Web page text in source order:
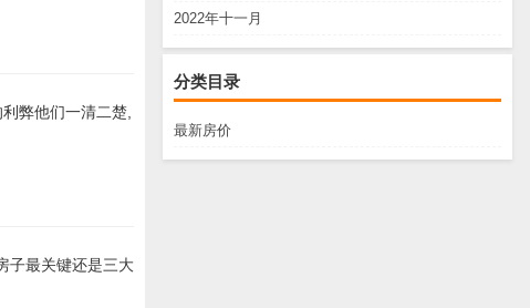
2022年十一月
分类目录
最新房价
弊他们一清二楚,
子最关键还是三大